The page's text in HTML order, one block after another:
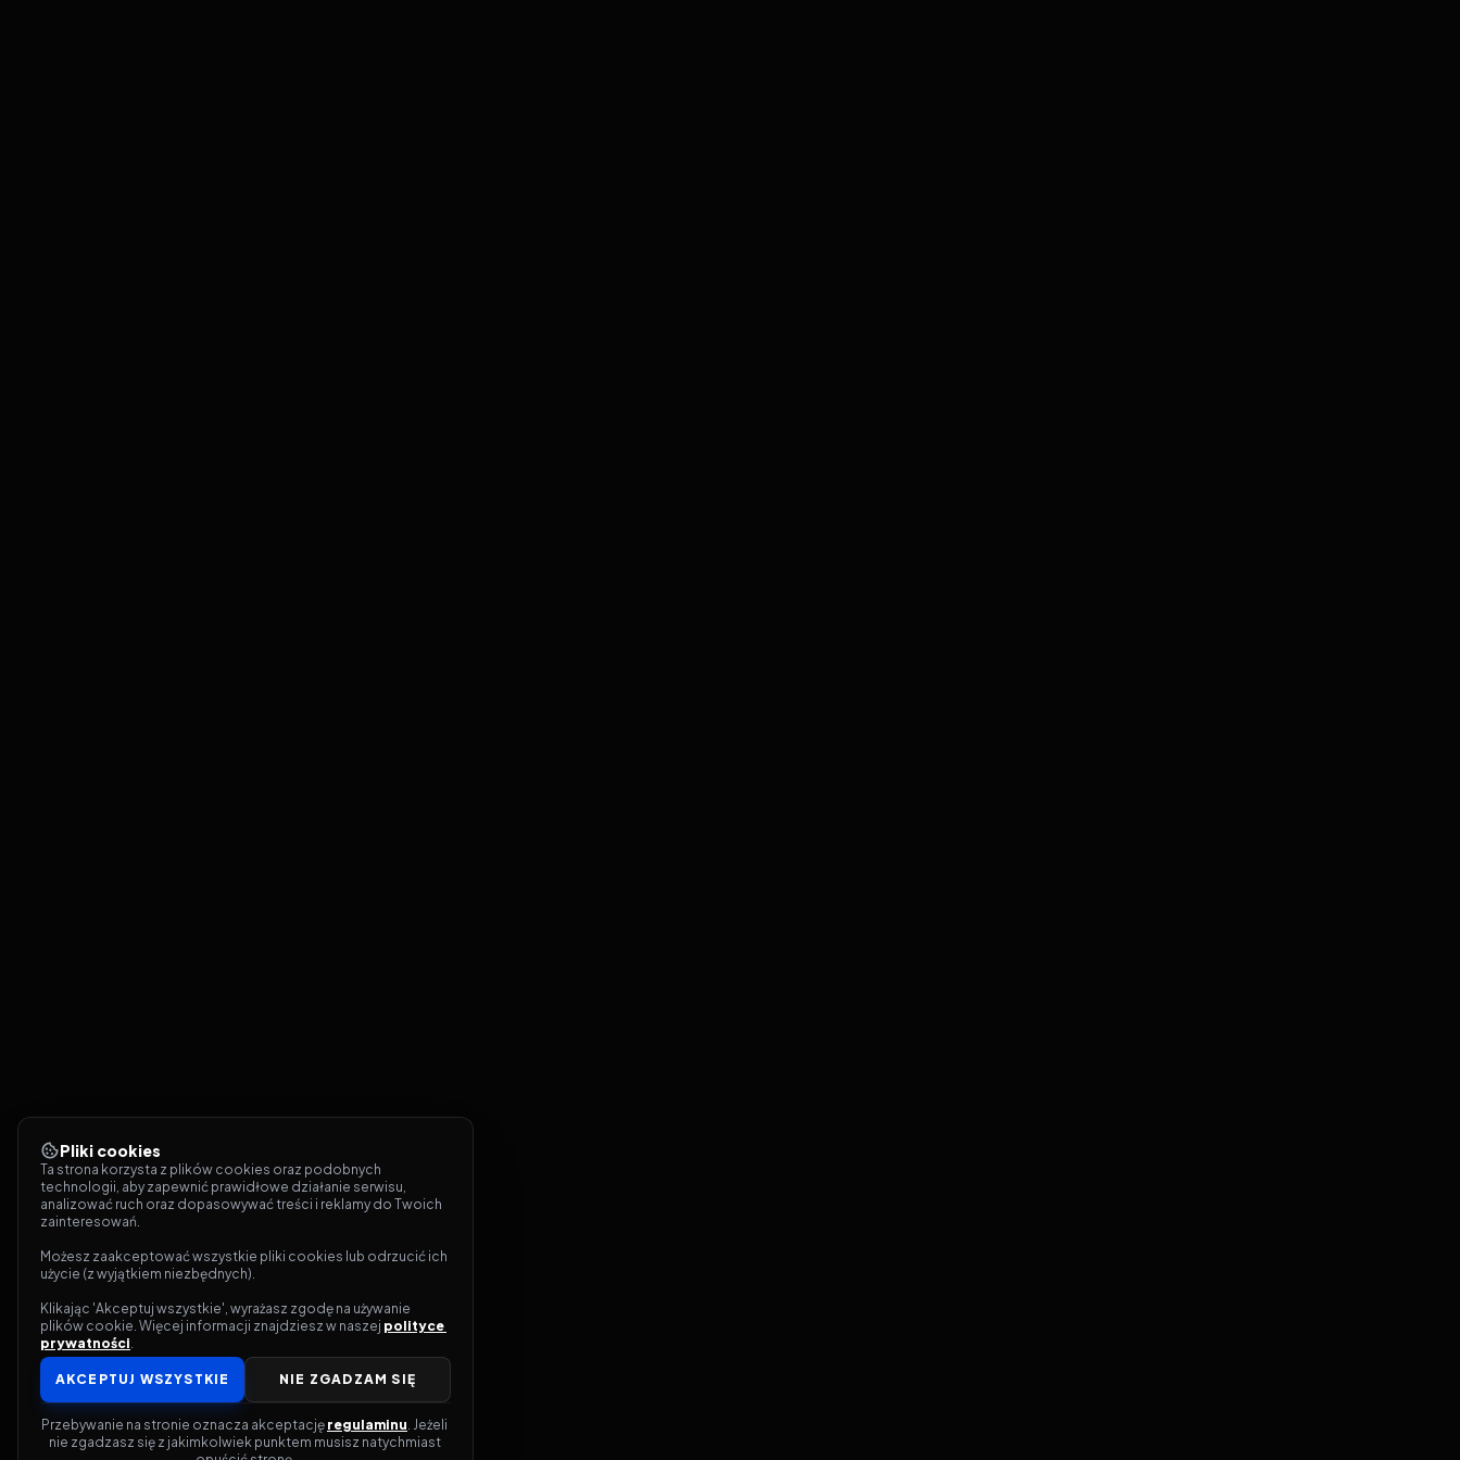
Pliki cookies
Ta strona korzysta z plików cookies oraz podobnych
technologii, aby zapewnić prawidłowe działanie serwisu,
analizować ruch oraz dopasowywać treści i reklamy do Twoich
zainteresowań.
Możesz zaakceptować wszystkie pliki cookies lub odrzucić ich
użycie (z wyjątkiem niezbędnych).
Klikając 'Akceptuj wszystkie', wyrażasz zgodę na używanie
plików cookie. Więcej informacji znajdziesz w naszej polityce
prywatności.
AKCEPTUJ WSZYSTKIE NIE ZGADZAM SIĘ
Przebywanie na stronie oznacza akceptację regulaminu. Jeżeli
nie zgadzasz się z jakimkolwiek punktem musisz natychmiast